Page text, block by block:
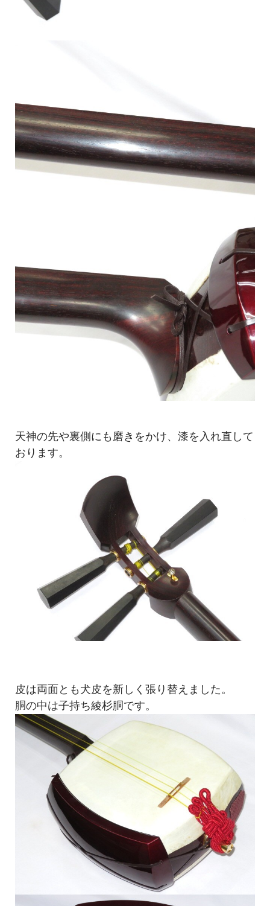
天神の先や裏側にも磨きをかけ、漆を入れ直して
おります。
皮は両面とも犬皮を新しく張り替えました。
胴の中は子持ち綾杉胴です。